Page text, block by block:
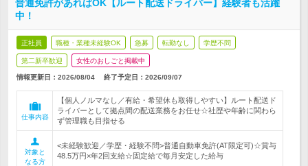
普通免許があればOK【ルート配送ドライバー】経験者も活躍
中！
正社員 職種・業種未経験OK 急募 転勤なし 学歴不問
第二新卒歓迎 女性のおしごと掲載中
情報更新日：2026/08/04 終了予定日： 2026/09/07
仕事内容
【個人ノルマなし／有給・希望休も取得しやすい】ルート配送ド
ライバーとして拠点間の配送業務をお任せ☆社歴や年齢に関わら
ず管理職も目指せる
対象と
なる方
<未経験歓迎／学歴・経験不問>普通自動車免許(AT限定可)☆賞与
48.5万円×年2回支給☆固定給で毎月安定した給与